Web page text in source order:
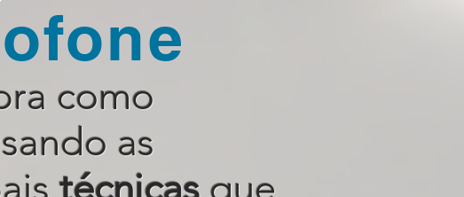
como
as